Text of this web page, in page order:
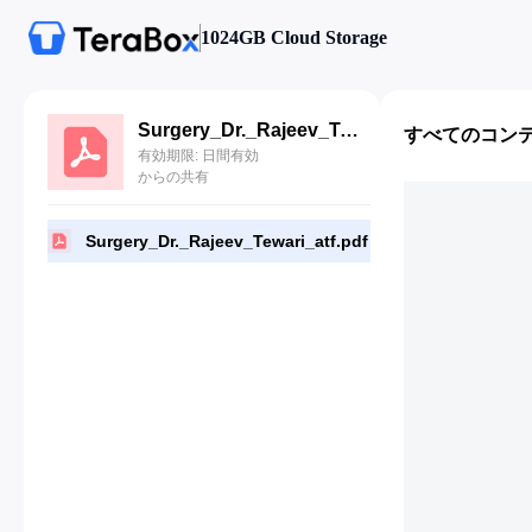
1024GB Cloud Storage
Surgery_Dr._Rajeev_Tewari_atf.pdf
有効期限: 日間有効
からの共有
Surgery_Dr._Rajeev_Tewari_atf.pdf
すべてのコン